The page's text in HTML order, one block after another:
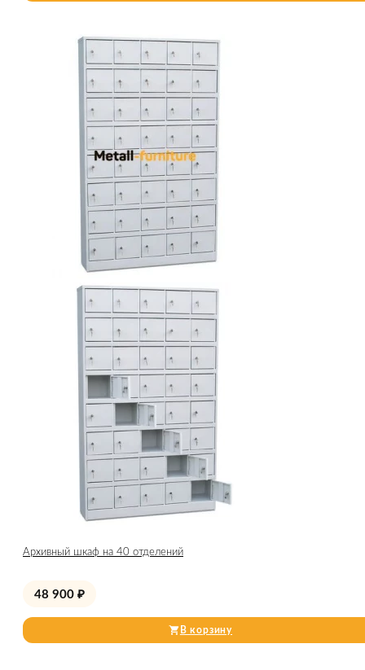
Архивный шкаф на 40 отделений
48 900 ₽
В корзину